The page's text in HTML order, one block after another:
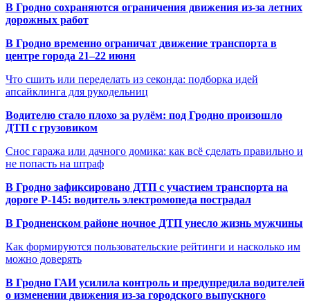
В Гродно сохраняются ограничения движения из-за летних
дорожных работ
В Гродно временно ограничат движение транспорта в
центре города 21–22 июня
Что сшить или переделать из секонда: подборка идей
апсайклинга для рукодельниц
Водителю стало плохо за рулём: под Гродно произошло
ДТП с грузовиком
Снос гаража или дачного домика: как всё сделать правильно и
не попасть на штраф
В Гродно зафиксировано ДТП с участием транспорта на
дороге Р-145: водитель электромопеда пострадал
В Гродненском районе ночное ДТП унесло жизнь мужчины
Как формируются пользовательские рейтинги и насколько им
можно доверять
В Гродно ГАИ усилила контроль и предупредила водителей
о изменении движения из-за городского выпускного